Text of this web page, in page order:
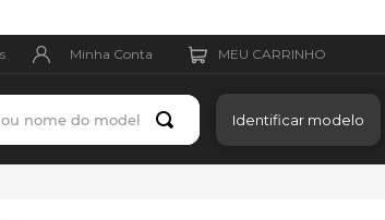
Minha Conta
ou nome do modelo
Identificar modelo